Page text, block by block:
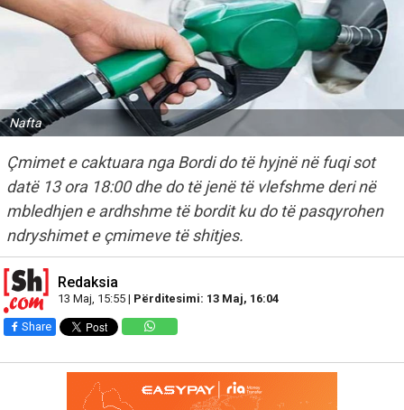
Nafta
Çmimet e caktuara nga Bordi do të hyjnë në fuqi sot
datë 13 ora 18:00 dhe do të jenë të vlefshme deri në
mbledhjen e ardhshme të bordit ku do të pasqyrohen
ndryshimet e çmimeve të shitjes.
Redaksia
13 Maj, 15:55 | Përditesimi: 13 Maj, 16:04
Share